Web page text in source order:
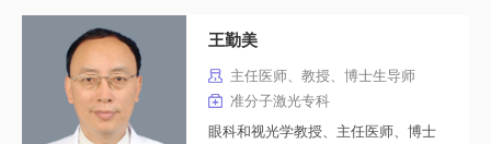
疗仪及角膜地形图（分获国家第Ⅲ类及II类医疗器
械注册证）。科室成员作为骨干成员获得国家级教
学成果奖二等奖、中华医学科技奖一等奖、浙江省
科技进步一、二等奖、浙江省医药卫生科技奖一等
奖及温州市科学技术进步奖等。2020年获批温州市
王勤美
主任医师、教授、博士生导师
准分子激光专科
眼科和视光学教授、主任医师、博士